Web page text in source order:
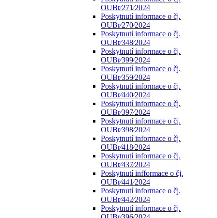
OUBr⁄271⁄2024
Poskytnutí informace o čj.
OUBr⁄270⁄2024
Poskytnutí informace o čj.
OUBr⁄348⁄2024
Poskytnutí informace o čj.
OUBr⁄399⁄2024
Poskytnutí informace o čj.
OUBr⁄359⁄2024
Poskytnutí informace o čj.
OUBr⁄440⁄2024
Poskytnutí informace o čj.
OUBr⁄397⁄2024
Poskytnutí informace o čj.
OUBr⁄398⁄2024
Poskytnutí informace o čj.
OUBr⁄418⁄2024
Poskytnutí informace o čj.
OUBr⁄437⁄2024
Poskytnutí infformace o čj.
OUBr⁄441⁄2024
Poskytnutí informace o čj.
OUBr⁄442⁄2024
Poskytnutí informace o čj.